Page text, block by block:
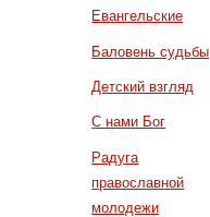
Евангельские
Баловень судьбы
Детский взгляд
С нами Бог
Радуга
православной
молодежи